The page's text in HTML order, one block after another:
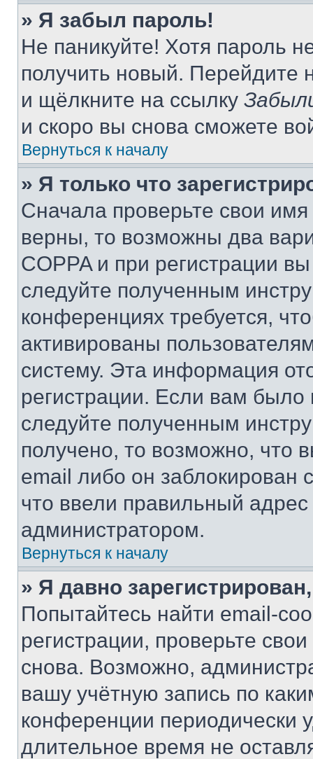
» Я забыл пароль!
Не паникуйте! Хотя пароль
получить новый. Перейдите
и щёлкните на ссылку
и скоро вы снова сможете
Вернуться к началу
» Я только что
Сначала проверьте свои
верны, то возможны два
COPPA и при регистрации
следуйте полученным
конференциях требуется,
активированы
систему. Эта информация
регистрации. Если вам
следуйте полученным
получено, то возможно, что
email либо он
что ввели правильный адрес
администратором.
Вернуться к началу
» Я давно
Попытайтесь найти email-
регистрации, проверьте
снова. Возможно,
вашу учётную запись по
конференции периодически
длительное время не